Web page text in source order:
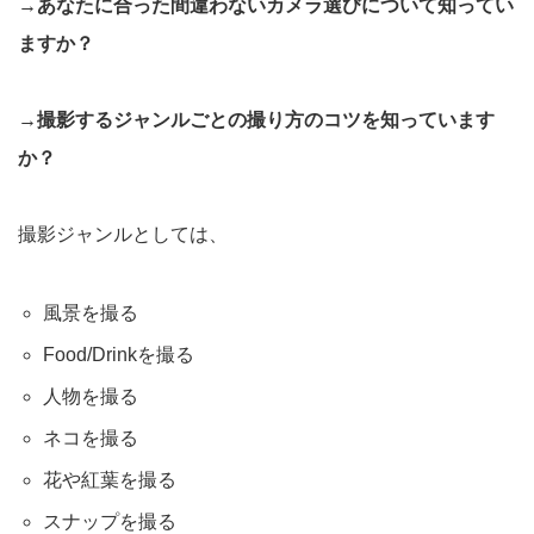
→あなたに合った間違わないカメラ選びについて知ってい
ますか？
→撮影するジャンルごとの撮り方のコツを知っています
か？
撮影ジャンルとしては、
風景を撮る
Food/Drinkを撮る
人物を撮る
ネコを撮る
花や紅葉を撮る
スナップを撮る